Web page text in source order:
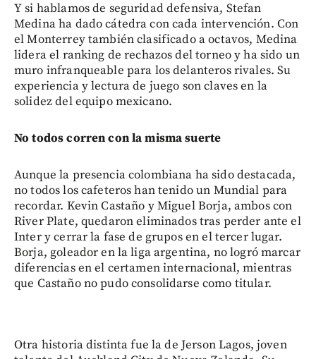
Y si hablamos de seguridad defensiva, Stefan
Medina ha dado cátedra con cada intervención. Con
el Monterrey también clasificado a octavos, Medina
lidera el ranking de rechazos del torneo y ha sido un
muro infranqueable para los delanteros rivales. Su
experiencia y lectura de juego son claves en la
solidez del equipo mexicano.
No todos corren con la misma suerte
Aunque la presencia colombiana ha sido destacada,
no todos los cafeteros han tenido un Mundial para
recordar. Kevin Castaño y Miguel Borja, ambos con
River Plate, quedaron eliminados tras perder ante el
Inter y cerrar la fase de grupos en el tercer lugar.
Borja, goleador en la liga argentina, no logró marcar
diferencias en el certamen internacional, mientras
que Castaño no pudo consolidarse como titular.
Otra historia distinta fue la de Jerson Lagos, joven